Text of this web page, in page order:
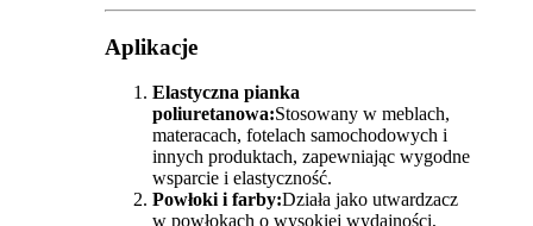
Aplikacje
Elastyczna pianka
poliuretanowa:Stosowany w meblach,
materacach, fotelach samochodowych i
innych produktach, zapewniając wygodne
wsparcie i elastyczność.
Powłoki i farby:Działa jako utwardzacz
w powłokach o wysokiej wydajności,